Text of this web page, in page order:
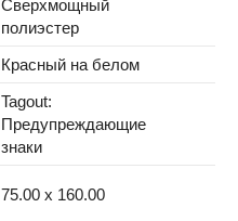
Сверхмощный
полиэстер
Красный на белом
Tagout:
Предупреждающие
знаки
75.00 x 160.00